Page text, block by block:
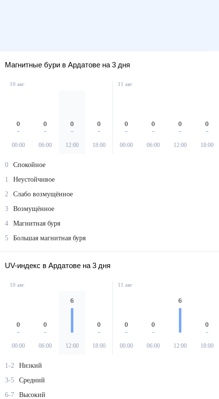
Магнитные бури в Ардатове на 3 дня
10 авг
0
00:00
0
06:00
0
12:00
0
18:00
11 авг
0
00:00
0
06:00
0
12:00
0
18:00
0
Спокойное
1
Неустойчивое
2
Слабо возмущённое
3
Возмущённое
4
Магнитная буря
5
Большая магнитная буря
UV-индекс в Ардатове на 3 дня
10 авг
0
00:00
0
06:00
6
12:00
0
18:00
11 авг
0
00:00
0
06:00
6
12:00
0
18:00
1-2
Низкий
3-5
Средний
6-7
Высокий